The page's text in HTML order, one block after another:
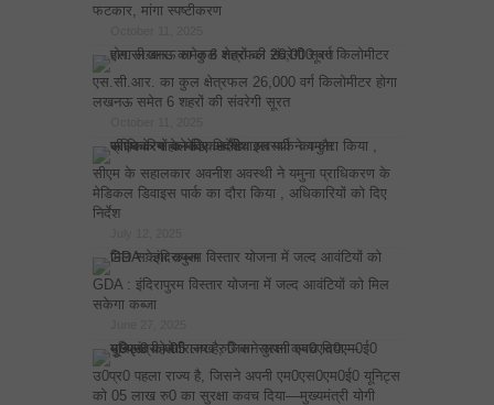
फटकार, मांगा स्पष्टीकरण
एस.सी.आर. का कुल क्षेत्रफल 26,000 वर्ग किलोमीटर होगा
लखनऊ समेत 6 शहरों की संवरेगी सूरत
सीएम के सहालकार अवनीश अवस्थी ने यमुना प्राधिकरण के
मेडिकल डिवाइस पार्क का दौरा किया , अधिकारियों को दिए
निर्देश
GDA : इंदिरापुरम विस्तार योजना में जल्द आवंटियों को मिल
सकेगा कब्जा
उ0प्र0 पहला राज्य है, जिसने अपनी एम0एस0एम0ई0 यूनिट्स
को 05 लाख रु0 का सुरक्षा कवच दिया—मुख्यमंत्री योगी